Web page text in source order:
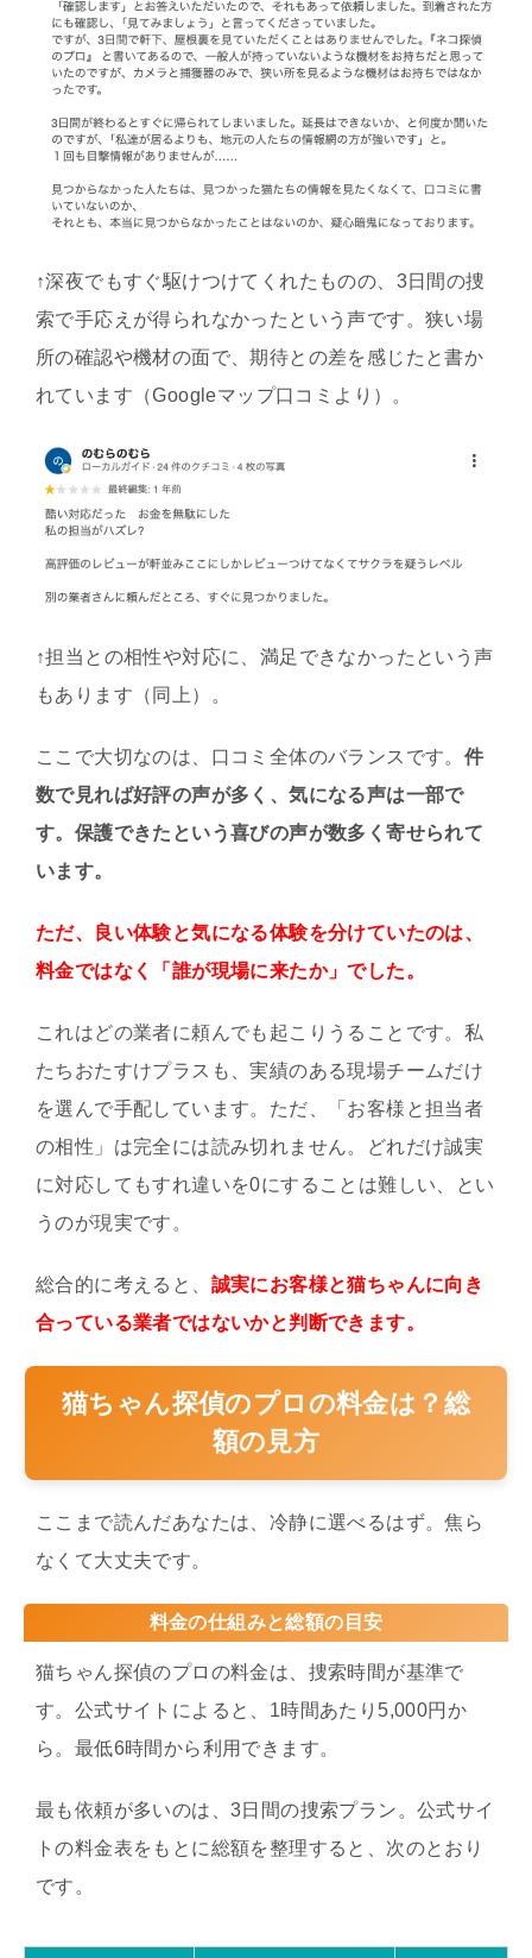
↑深夜でもすぐ駆けつけてくれたものの、3日間の捜
索で手応えが得られなかったという声です。狭い場
所の確認や機材の面で、期待との差を感じたと書か
れています（Googleマップ口コミより）。
↑担当との相性や対応に、満足できなかったという声
もあります（同上）。
ここで大切なのは、口コミ全体のバランスです。 件
数で見れば好評の声が多く、気になる声は一部で
す。保護できたという喜びの声が数多く寄せられて
います。
ただ、良い体験と気になる体験を分けていたのは、
料金ではなく「誰が現場に来たか」でした。
これはどの業者に頼んでも起こりうることです。私
たちおたすけプラスも、実績のある現場チームだけ
を選んで手配しています。ただ、「お客様と担当者
の相性」は完全には読み切れません。どれだけ誠実
に対応してもすれ違いを0にすることは難しい、とい
うのが現実です。
総合的に考えると、 誠実にお客様と猫ちゃんに向き
合っている業者ではないかと判断できます。
猫ちゃん探偵のプロの料金は？総
額の見方
ここまで読んだあなたは、冷静に選べるはず。焦ら
なくて大丈夫です。
料金の仕組みと総額の目安
猫ちゃん探偵のプロの料金は、捜索時間が基準で
す。公式サイトによると、1時間あたり5,000円か
ら。最低6時間から利用できます。
最も依頼が多いのは、3日間の捜索プラン。公式サイ
トの料金表をもとに総額を整理すると、次のとおり
です。